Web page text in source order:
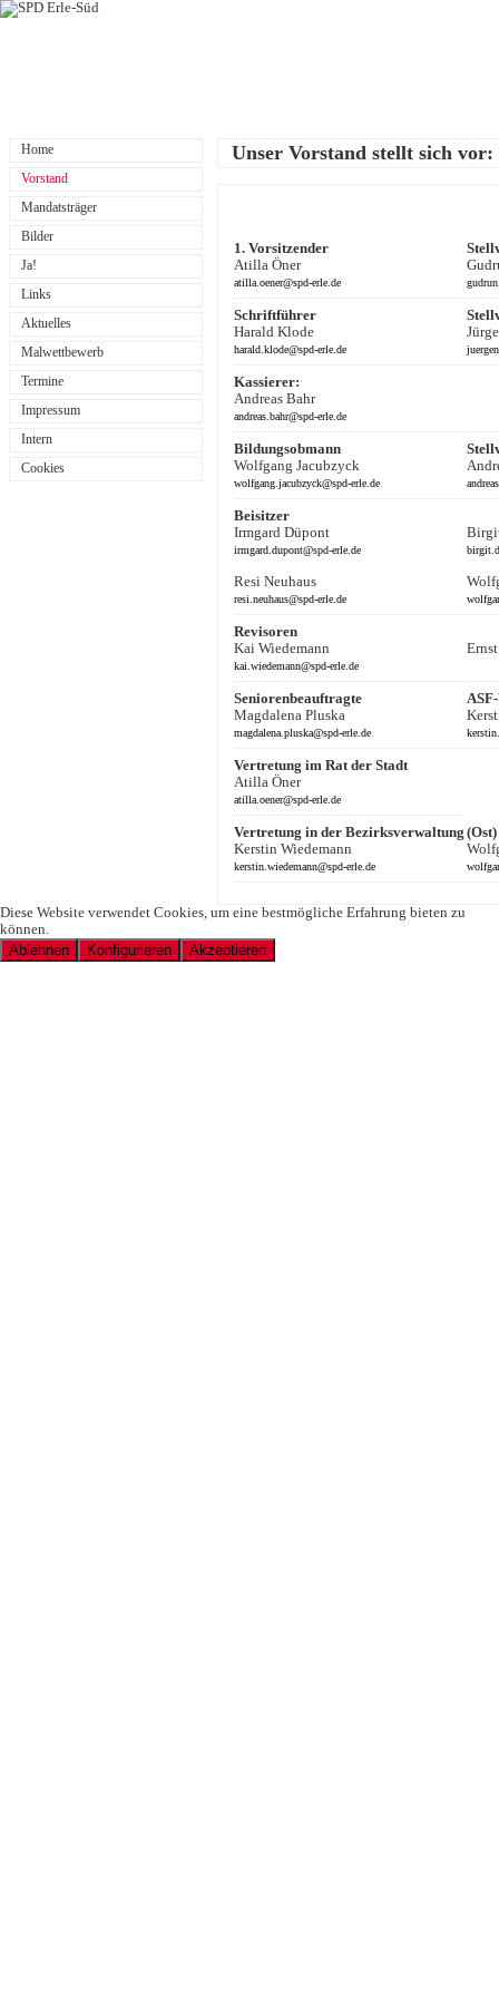
Home
Vorstand
Mandatsträger
Bilder
Ja!
Links
Aktuelles
Malwettbewerb
Termine
Impressum
Intern
Cookies
Unser Vorstand stellt sich vor:
1. Vorsitzender
Atilla Öner
atilla.oener@spd-erle.de gudr
Schriftführer
Harald Klode
harald.klode@spd-erle.de juer
Kassierer:
Andreas Bahr
andreas.bahr@spd-erle.de
Bildungsobmann
Wolfgang Jacubzyck
wolfgang.jacubzyck@spd-erle.de an
Beisitzer
Irmgard Düpont
irmgard.dupont@spd-erle.de bi
Resi Neuhaus
resi.neuhaus@spd-erle.de wolfg
Revisoren
Kai Wiedemann
kai.wiedemann@spd-erle.de
Seniorenbeauftragte
Magdalena Pluska
magdalena.pluska@spd-erle.de kerstin.
Vertretung im Rat der Stadt
Atilla Öner
atilla.oener@spd-erle.de
Vertretung in der Bezirksverwaltung
Kerstin Wiedemann
kerstin.wiedemann@spd-erle.de
(Ost)
wolfg
Diese Website verwendet Cookies, um eine bestmögliche Erfahrung bieten zu
können.
Ablehnen Konfigurieren Akzeptieren